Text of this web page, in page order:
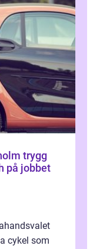
på jobbet
cykel som